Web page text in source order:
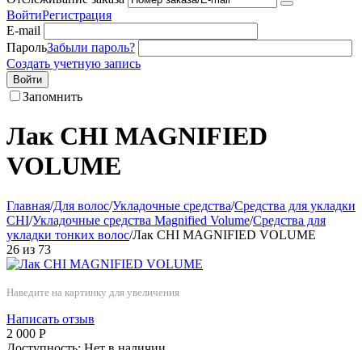
ВойтиРегистрация
E-mail
ПарольЗабыли пароль?
Создать учетную запись
Войти
Запомнить
Лак CHI MAGNIFIED
VOLUME
Главная/Для волос/Укладочные средства/Средства для укладки
CHI/Укладочные средства Magnified Volume/Средства для
укладки тонких волос/Лак CHI MAGNIFIED VOLUME
26 из 73
Наведите на картинку для увеличения
Написать отзыв
2 000 Р